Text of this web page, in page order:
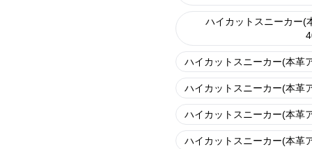
ハイカットスニーカー(
ハイカットスニーカー(本革
ハイカットスニーカー(本革
ハイカットスニーカー(本革
ハイカットスニーカー(本革